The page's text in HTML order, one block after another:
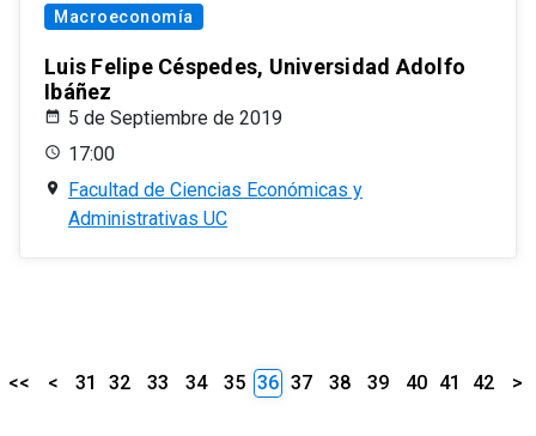
Macroeconomía
Luis Felipe Céspedes, Universidad Adolfo
Ibáñez
5 de Septiembre de 2019
17:00
Facultad de Ciencias Económicas y
Administrativas UC
<< < 31 32 33 34 35 36 37 38 39 40 41 42 >